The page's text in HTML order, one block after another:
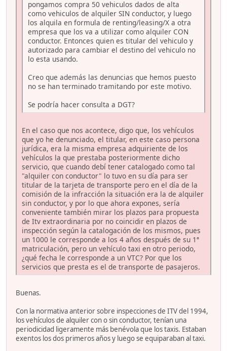
pongamos compra 50 vehiculos dados de alta
como vehiculos de alquiler SIN conductor, y luego
los alquila en formula de renting/leasing/X a otra
empresa que los va a utilizar como alquiler CON
conductor. Entonces quien es titular del vehiculo y
autorizado para cambiar el destino del vehiculo no
lo esta usando.
Creo que además las denuncias que hemos puesto
no se han terminado tramitando por este motivo.
Se podría hacer consulta a DGT?
En el caso que nos acontece, digo que, los vehículos
que yo he denunciado, el titular, en este caso persona
jurídica, era la misma empresa adquiriente de los
vehículos la que prestaba posteriormente dicho
servicio, que cuando debí tener catalogado como tal
"alquiler con conductor" lo tuvo en su día para ser
titular de la tarjeta de transporte pero en el día de la
comisión de la infracción la situación era la de alquiler
sin conductor, y por lo que ahora expones, sería
conveniente también mirar los plazos para propuesta
de Itv extraordinaria por no coincidir en plazos de
inspección según la catalogación de los mismos, pues
un 1000 le corresponde a los 4 años después de su 1ª
matriculación, pero un vehículo taxi en otro periodo,
¿qué fecha le corresponde a un VTC? Por que los
servicios que presta es el de transporte de pasajeros.
Buenas.
Con la normativa anterior sobre inspecciones de ITV del 1994,
los vehículos de alquiler con o sin conductor, tenían una
periodicidad ligeramente más benévola que los taxis. Estaban
exentos los dos primeros años y luego se equiparaban al taxi.